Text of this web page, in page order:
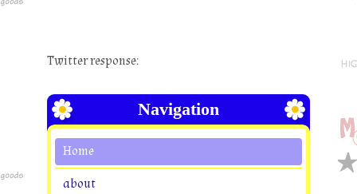
Twitter response:
Navigation
Home
about